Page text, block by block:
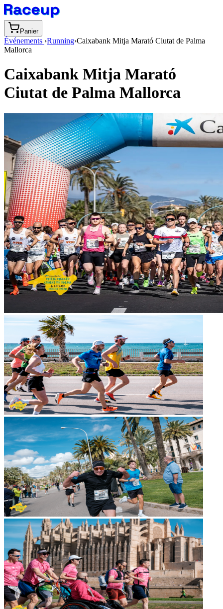
Panier
Événements ›Running›Caixabank Mitja Marató Ciutat de Palma
Mallorca
Caixabank Mitja Marató
Ciutat de Palma Mallorca